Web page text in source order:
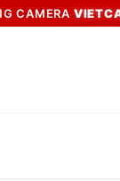
CAMERA